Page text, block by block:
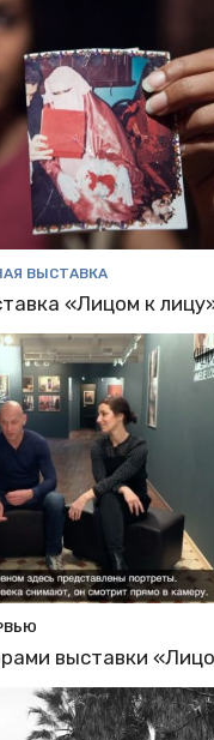
ВЫСТАВКА
«Лицом к
выставки